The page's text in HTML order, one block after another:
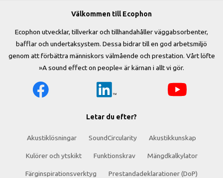
Välkommen till Ecophon
Ecophon utvecklar, tillverkar och tillhandahåller väggabsorbenter,
bafflar och undertaksystem. Dessa bidrar till en god arbetsmiljö
genom att förbättra människors välmående och prestation. Vårt löfte
»A sound effect on people« är kärnan i allt vi gör.
Letar du efter?
Akustiklösningar SoundCircularity Akustikkunskap
Kulörer och ytskikt Funktionskrav Mängdkalkylator
Färginspirationsverktyg Prestandadeklarationer (DoP)